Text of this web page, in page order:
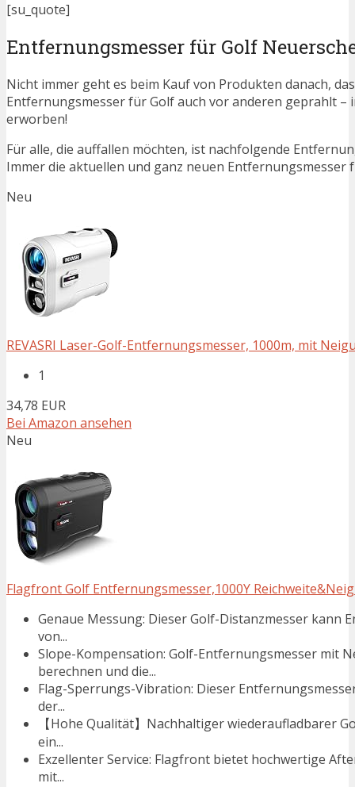
[su_quote]
Entfernungsmesser für Golf
Nicht immer geht es beim Kauf von Produkten danach,
Entfernungsmesser für Golf auch vor anderen geprahlt
erworben!
Für alle, die auffallen möchten, ist nachfolgende
Immer die aktuellen und ganz neuen
Neu
REVASRI Laser-Golf-Entfernungsmesser, 1000m, mit
1
34,78 EUR
Bei Amazon ansehen
Neu
Flagfront Golf Entfernungsmesser,1000Y
Genaue Messung: Dieser Golf-Distanzmesser kann
von...
Slope-Kompensation: Golf-Entfernungsmesser mit
berechnen und die...
Flag-Sperrungs-Vibration: Dieser
der...
【Hohe Qualität】Nachhaltiger wiederaufladbarer
ein...
Exzellenter Service: Flagfront bietet hochwertige
mit...